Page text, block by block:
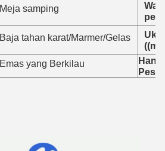
Meja samping
Baja tahan karat/Marmer/Gelas
Emas yang Berkilau